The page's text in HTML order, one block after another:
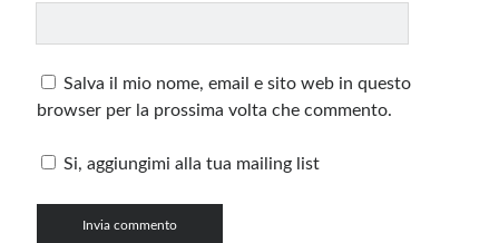
Salva il mio nome, email e sito web in questo
browser per la prossima volta che commento.
Si, aggiungimi alla tua mailing list